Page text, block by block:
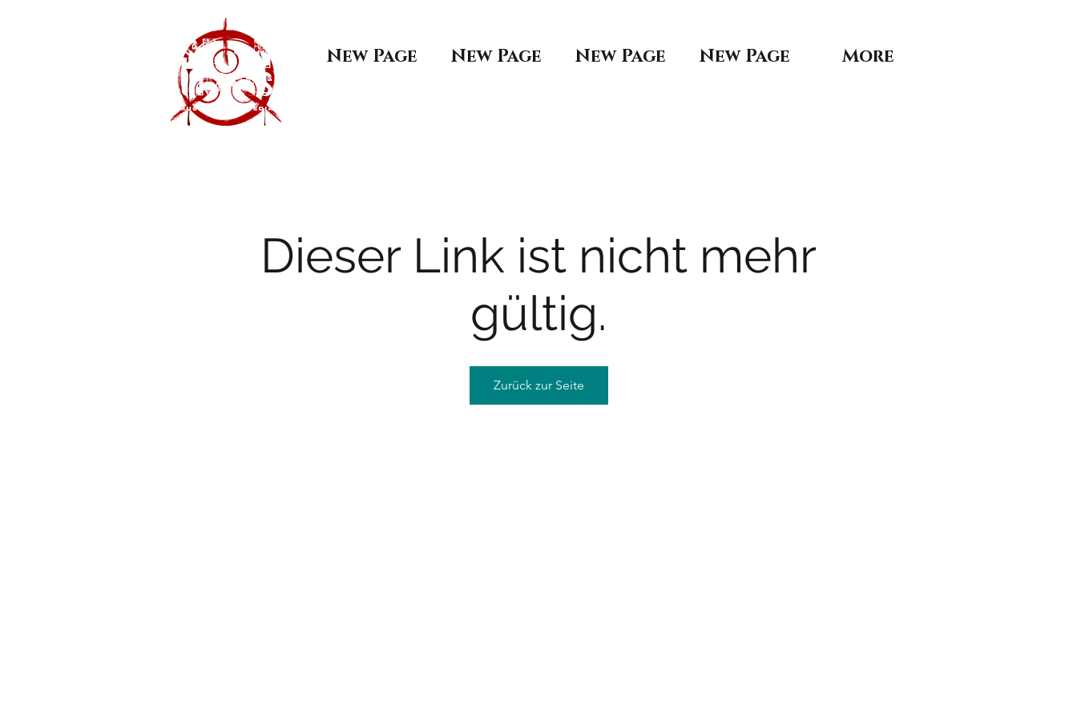
New Page New Page New Page New Page More
Dieser Link ist nicht mehr
gültig.
Zurück zur Seite